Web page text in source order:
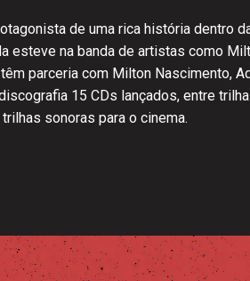
de uma rica história dentro
na banda de artistas como
parceria com Milton Nascimento,
15 CDs lançados, entre
sonoras para o cinema.